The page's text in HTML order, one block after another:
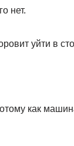
нет.
уйти в
как